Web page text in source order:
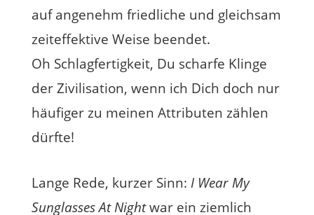
auf angenehm friedliche und gleichsam
zeiteffektive Weise beendet.
Oh Schlagfertigkeit, Du scharfe Klinge
der Zivilisation, wenn ich Dich doch nur
häufiger zu meinen Attributen zählen
dürfte!
Lange Rede, kurzer Sinn: I Wear My
Sunglasses At Nightwar ein ziemlich